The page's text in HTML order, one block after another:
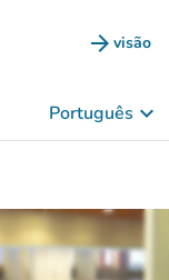
arrow_forward visão
(novo
Português keyboard_arrow_down